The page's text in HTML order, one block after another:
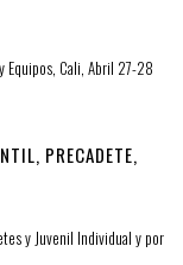
Equipos, Cali, Abril 27-28
PRECADETE,
y Juvenil Individual y por